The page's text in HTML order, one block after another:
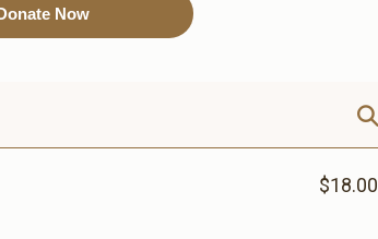
system(אפשרות להקדשה)
$6,000.00
Sold
$6,000.00
Now
$18.00